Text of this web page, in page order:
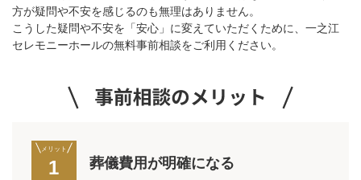
方が疑問や不安を感じるのも無理はありません。
こうした疑問や不安を「安心」に変えていただくために、一之江
セレモニーホールの無料事前相談をご利用ください。
メリット
1 葬儀費用が明確になる